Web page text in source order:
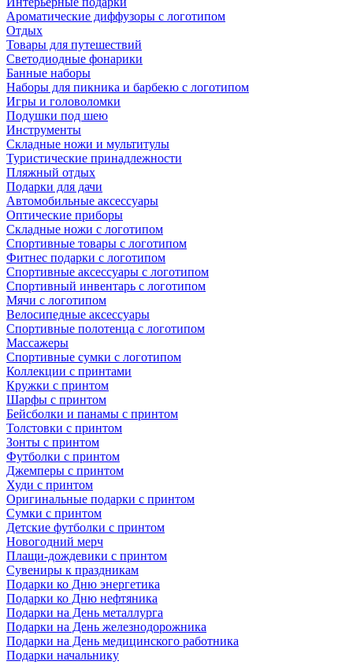
Ароматические диффузоры с логотипом
Отдых
Товары для путешествий
Светодиодные фонарики
Банные наборы
Наборы для пикника и барбекю с логотипом
Игры и головоломки
Подушки под шею
Инструменты
Складные ножи и мультитулы
Туристические принадлежности
Пляжный отдых
Подарки для дачи
Автомобильные аксессуары
Оптические приборы
Складные ножи с логотипом
Спортивные товары с логотипом
Фитнес подарки с логотипом
Спортивные аксессуары с логотипом
Спортивный инвентарь с логотипом
Мячи с логотипом
Велосипедные аксессуары
Спортивные полотенца с логотипом
Массажеры
Спортивные сумки с логотипом
Коллекции с принтами
Кружки с принтом
Шарфы с принтом
Бейсболки и панамы с принтом
Толстовки с принтом
Зонты с принтом
Футболки с принтом
Джемперы с принтом
Худи с принтом
Оригинальные подарки с принтом
Сумки с принтом
Детские футболки с принтом
Новогодний мерч
Плащи-дождевики с принтом
Сувениры к праздникам
Подарки ко Дню энергетика
Подарки ко Дню нефтяника
Подарки на День металлурга
Подарки на День железнодорожника
Подарки на День медицинского работника
Подарки начальнику